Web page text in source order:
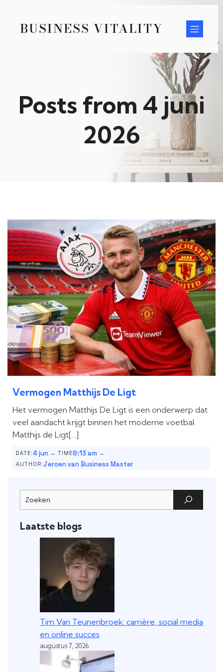
BUSINESS VITALITY
Posts from 4 juni
2026
Vermogen Matthijs De Ligt
Het vermogen Matthijs De Ligt is een onderwerp dat
veel aandacht krijgt binnen het moderne voetbal.
Matthijs de Ligt[…]
DATE:4 jun - TIME8:13 am -
AUTHOR:Jeroen van Business Master
Laatste blogs
Tim Van Teunenbroek: carrière, social media
en online succes
augustus 7, 2026